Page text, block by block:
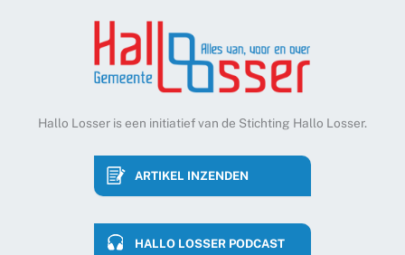
Hallo Losser is een initiatief van de Stichting Hallo Losser.
ARTIKEL INZENDEN
HALLO LOSSER PODCAST